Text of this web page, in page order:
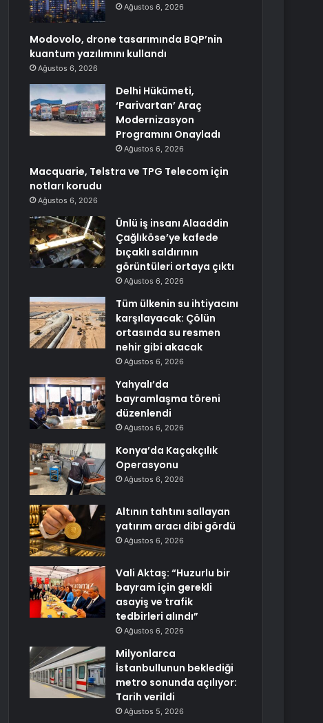
Ağustos 6, 2026
Modovolo, drone tasarımında BQP’nin
kuantum yazılımını kullandı
Ağustos 6, 2026
Delhi Hükümeti,
‘Parivartan’ Araç
Modernizasyon
Programını Onayladı
Ağustos 6, 2026
Macquarie, Telstra ve TPG Telecom için
notları korudu
Ağustos 6, 2026
Ünlü iş insanı Alaaddin
Çağlıköse’ye kafede
bıçaklı saldırının
görüntüleri ortaya çıktı
Ağustos 6, 2026
Tüm ülkenin su ihtiyacını
karşılayacak: Çölün
ortasında su resmen
nehir gibi akacak
Ağustos 6, 2026
Yahyalı’da
bayramlaşma töreni
düzenlendi
Ağustos 6, 2026
Konya’da Kaçakçılık
Operasyonu
Ağustos 6, 2026
Altının tahtını sallayan
yatırım aracı dibi gördü
Ağustos 6, 2026
Vali Aktaş: “Huzurlu bir
bayram için gerekli
asayiş ve trafik
tedbirleri alındı”
Ağustos 6, 2026
Milyonlarca
İstanbullunun beklediği
metro sonunda açılıyor:
Tarih verildi
Ağustos 5, 2026